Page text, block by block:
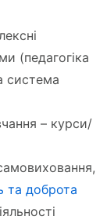
(педагогіка
система
– курси/
та доброта